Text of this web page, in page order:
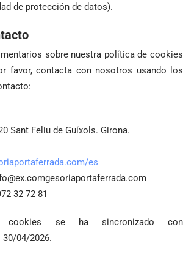
de protección de datos).
sobre nuestra política de cookies
favor, contacta con nosotros usando los
Sant Feliu de Guíxols. Girona.
es
ex.comgesoriaportaferrada.com
32 72 81
se ha sincronizado con
30/04/2026.